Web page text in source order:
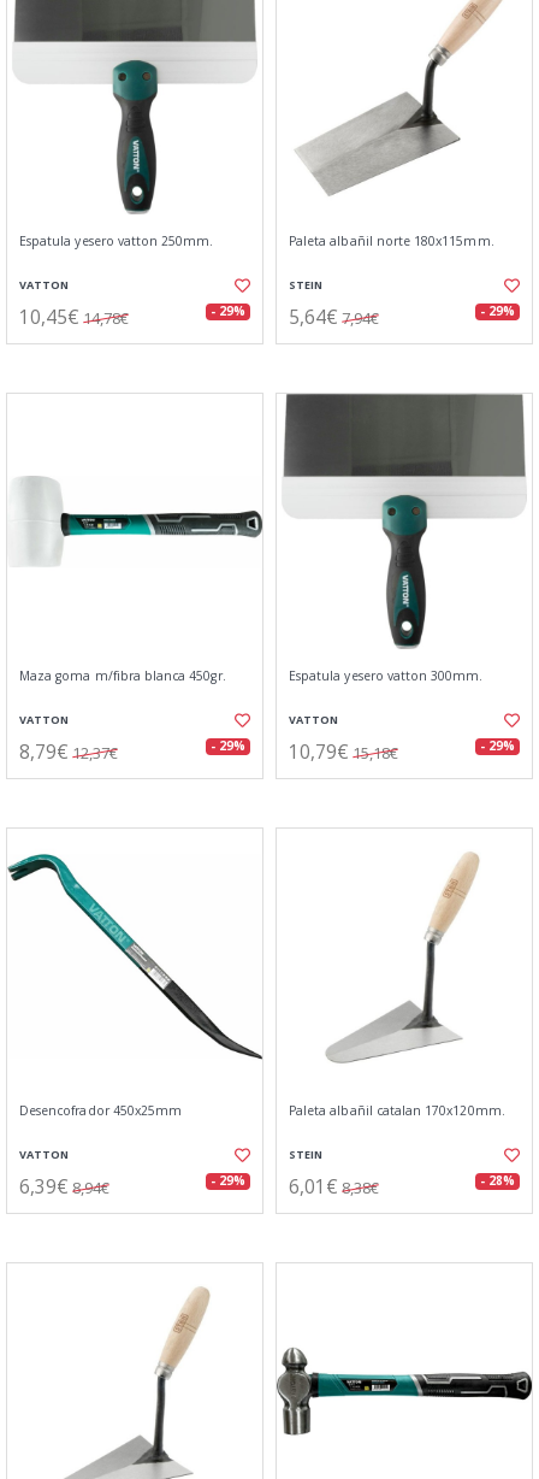
Espatula yesero vatton 250mm.
VATTON
10,45€ 14,78€ - 29%
Paleta albañil norte 180x115mm.
STEIN
5,64€ 7,94€ - 29%
Maza goma m/fibra blanca 450gr.
VATTON
8,79€ 12,37€ - 29%
Espatula yesero vatton 300mm.
VATTON
10,79€ 15,18€ - 29%
Desencofrador 450x25mm
VATTON
6,39€ 8,94€ - 29%
Paleta albañil catalan 170x120mm.
STEIN
6,01€ 8,38€ - 28%